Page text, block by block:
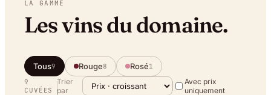
LA GAMME
Les vins du domaine.
Tous9 Rouge8 Rosé1
9
CUVÉES
Trier
par
Avec prix
uniquement